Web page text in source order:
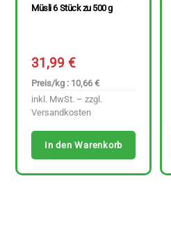
Müsli 6 Stück zu 500 g
31,99€
Preis/kg : 10,66 €
inkl. MwSt. – zzgl.
Versandkosten
In den Warenkorb